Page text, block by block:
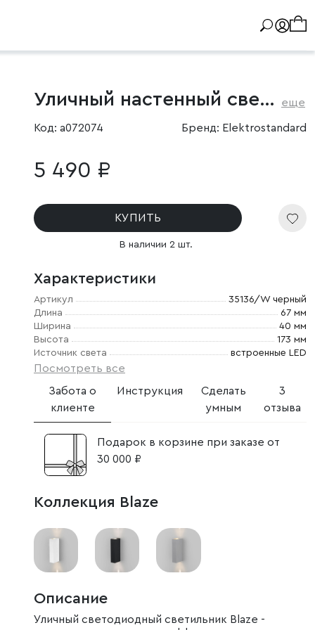
Уличный настенный светильник Blaze LED 3000K черный IP65 еще
Код: a072074 Бренд: Elektrostandard
5 490 ₽
КУПИТЬ
В наличии 2 шт.
Характеристики
Артикул
35136/W черный
Длина
67 мм
Ширина
40 мм
Высота
173 мм
Источник света
встроенные LED
Посмотреть все
Забота о
клиенте
Инструкция
Сделать
умным
3
отзыва
Подарок в корзине при заказе от
30 000 ₽
Коллекция Blaze
Описание
Уличный светодиодный светильник Blaze -